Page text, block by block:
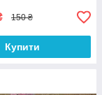
150 ₴
Купити